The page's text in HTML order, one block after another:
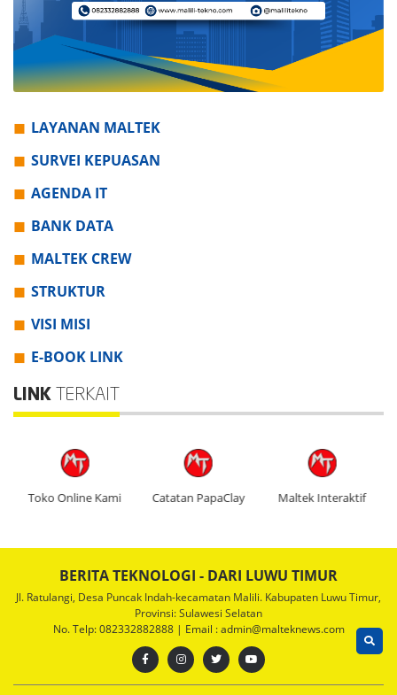
LAYANAN MALTEK
SURVEI KEPUASAN
AGENDA IT
BANK DATA
MALTEK CREW
STRUKTUR
VISI MISI
E-BOOK LINK
LINK TERKAIT
Toko Online Kami Catatan PapaClay Maltek Interaktif
BERITA TEKNOLOGI - DARI LUWU TIMUR
Jl. Ratulangi, Desa Puncak Indah-kecamatan Malili. Kabupaten Luwu Timur,
Provinsi: Sulawesi Selatan
No. Telp: 082332882888 | Email : admin@malteknews.com